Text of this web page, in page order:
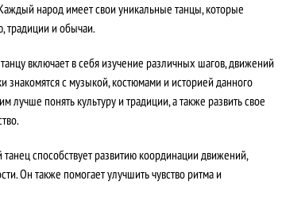
народ имеет свои уникальные танцы, которые
традиции и обычаи.
включает в себя изучение различных шагов, движений
знакомятся с музыкой, костюмами и историей данного
лучше понять культуру и традиции, а также развить свое
способствует развитию координации движений,
Он также помогает улучшить чувство ритма и